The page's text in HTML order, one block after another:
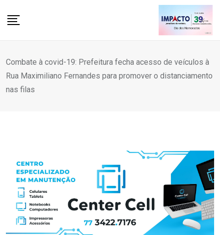
Combate à covid-19: Prefeitura fecha acesso de veículos à
Rua Maximiliano Fernandes para promover o distanciamento
nas filas